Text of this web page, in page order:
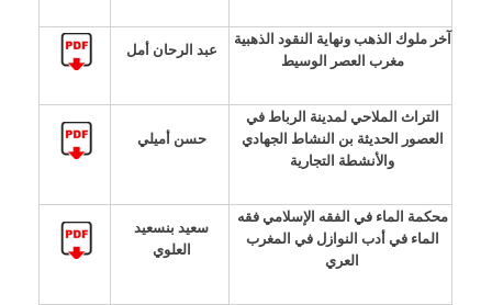
عبد الرحان أمل
آخر ملوك الذهب ونهاية النقود الذهبية
مغرب العصر الوسيط
حسن أميلي
التراث الملاحي لمدينة الرباط في
العصور الحديثة بن النشاط الجهادي
والأنشطة التجارية
سعيد بنسعيد
العلوي
محكمة الماء في الفقه الإسلامي فقه
الماء في أدب النوازل في المغرب
العري